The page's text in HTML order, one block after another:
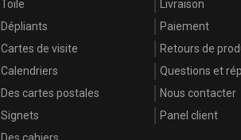
Toile
Dépliants
Cartes de visite
Calendriers
Des cartes postales
Signets
Livraison
Paiement
Retours de
Questions et
Nous contacter
Panel client